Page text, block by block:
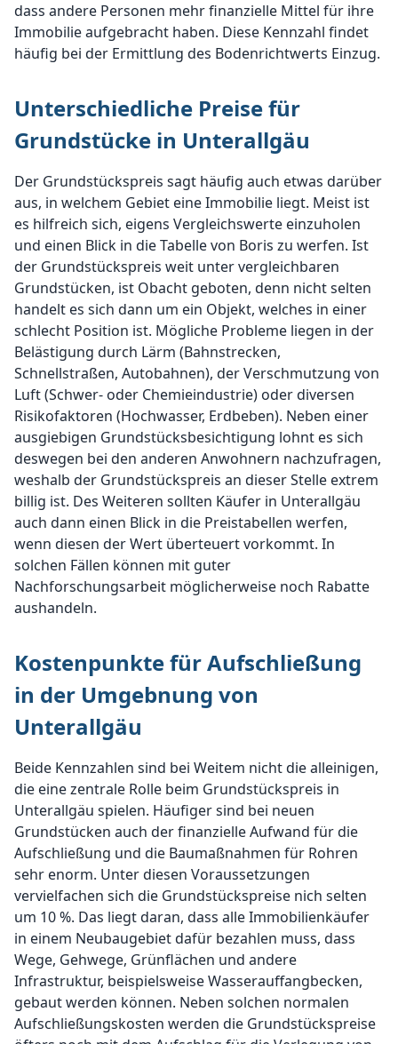
dass andere Personen mehr finanzielle Mittel für ihre
Immobilie aufgebracht haben. Diese Kennzahl findet
häufig bei der Ermittlung des Bodenrichtwerts Einzug.
Unterschiedliche Preise für
Grundstücke in Unterallgäu
Der Grundstückspreis sagt häufig auch etwas darüber
aus, in welchem Gebiet eine Immobilie liegt. Meist ist
es hilfreich sich, eigens Vergleichswerte einzuholen
und einen Blick in die Tabelle von Boris zu werfen. Ist
der Grundstückspreis weit unter vergleichbaren
Grundstücken, ist Obacht geboten, denn nicht selten
handelt es sich dann um ein Objekt, welches in einer
schlecht Position ist. Mögliche Probleme liegen in der
Belästigung durch Lärm (Bahnstrecken,
Schnellstraßen, Autobahnen), der Verschmutzung von
Luft (Schwer- oder Chemieindustrie) oder diversen
Risikofaktoren (Hochwasser, Erdbeben). Neben einer
ausgiebigen Grundstücksbesichtigung lohnt es sich
deswegen bei den anderen Anwohnern nachzufragen,
weshalb der Grundstückspreis an dieser Stelle extrem
billig ist. Des Weiteren sollten Käufer in Unterallgäu
auch dann einen Blick in die Preistabellen werfen,
wenn diesen der Wert überteuert vorkommt. In
solchen Fällen können mit guter
Nachforschungsarbeit möglicherweise noch Rabatte
aushandeln.
Kostenpunkte für Aufschließung
in der Umgebnung von
Unterallgäu
Beide Kennzahlen sind bei Weitem nicht die alleinigen,
die eine zentrale Rolle beim Grundstückspreis in
Unterallgäu spielen. Häufiger sind bei neuen
Grundstücken auch der finanzielle Aufwand für die
Aufschließung und die Baumaßnahmen für Rohren
sehr enorm. Unter diesen Voraussetzungen
vervielfachen sich die Grundstückspreise nich selten
um 10 %. Das liegt daran, dass alle Immobilienkäufer
in einem Neubaugebiet dafür bezahlen muss, dass
Wege, Gehwege, Grünflächen und andere
Infrastruktur, beispielsweise Wasserauffangbecken,
gebaut werden können. Neben solchen normalen
Aufschließungskosten werden die Grundstückspreise